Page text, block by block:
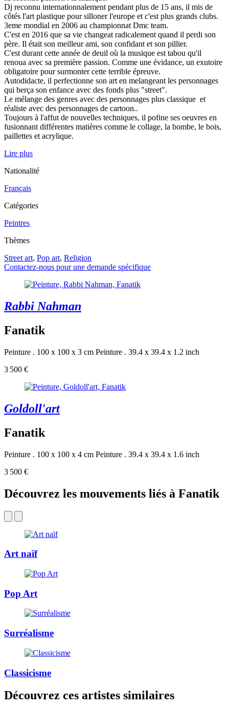
Dj reconnu internationnalement pendant plus de 15 ans, il mis de
côtés l'art plastique pour silloner l'europe et c'est plus grands clubs.
3eme mondial en 2006 au championnat Dmc team.
C'est en 2016 que sa vie changeat radicalement quand il perdi son
père. Il était son meilleur ami, son confidant et son pillier.
C'est durant cette année de deuil où la musique est tabou qu'il
renoua avec sa première passion. Comme une évidance, un exutoire
obligatoire pour surmonter cette terrible épreuve.
Autodidacte, il perfectionne son art en melangeant les personnages
qui berça son enfance avec des fonds plus "street".
Le mélange des genres avec des personnages plus classique et
réaliste avec des personnages de cartoon..
Toujours à l'affut de nouvelles techniques, il pofine ses oeuvres en
fusionnant différentes matières comme le collage, la bombe, le bois,
paillettes et acrylique.
Lire plus
Nationalité
Français
Catégories
Peintres
Thèmes
Street art, Pop art, Religion
Contactez-nous pour une demande spécifique
Rabbi Nahman
Fanatik
Peinture . 100 x 100 x 3 cm Peinture . 39.4 x 39.4 x 1.2 inch
3 500 €
Goldoll'art
Fanatik
Peinture . 100 x 100 x 4 cm Peinture . 39.4 x 39.4 x 1.6 inch
3 500 €
Découvrez les mouvements liés à Fanatik
Art naïf
Pop Art
Surréalisme
Classicisme
Découvrez ces artistes similaires